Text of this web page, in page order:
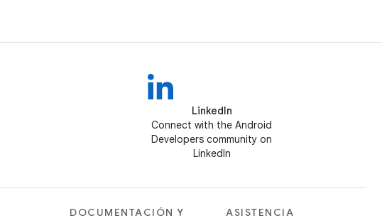
LinkedIn
Connect with the Android
Developers community on
LinkedIn
DOCUMENTACIÓN Y
ASISTENCIA